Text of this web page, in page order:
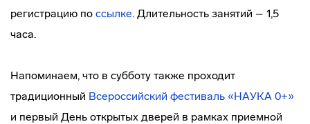
регистрацию по ссылке. Длительность занятий – 1,5
часа.
Напоминаем, что в субботу также проходит
традиционный Всероссийский фестиваль «НАУКА 0+»
и первый День открытых дверей в рамках приемной